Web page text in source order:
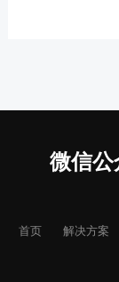
微信公
首页 解决方案